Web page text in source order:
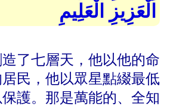
الْعَزِيزِ الْعَلِيمِ
了七層天，他以他的命
民，他以眾星點綴最低
護。那是萬能的、全知